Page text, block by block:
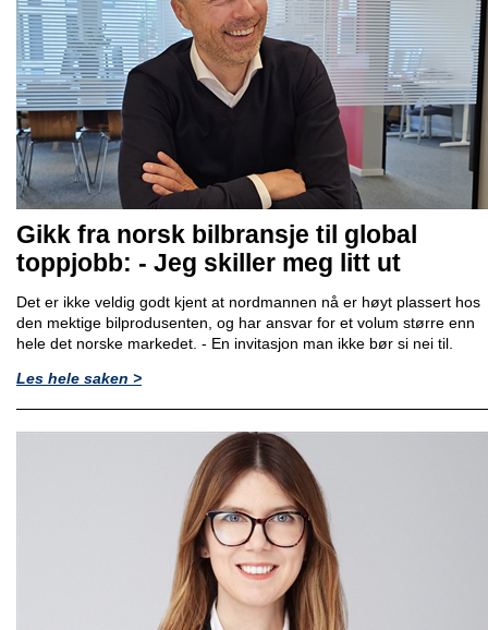
Gikk fra norsk bilbransje til global
toppjobb: - Jeg skiller meg litt ut
Det er ikke veldig godt kjent at nordmannen nå er høyt plassert hos
den mektige bilprodusenten, og har ansvar for et volum større enn
hele det norske markedet. - En invitasjon man ikke bør si nei til.
Les hele saken >